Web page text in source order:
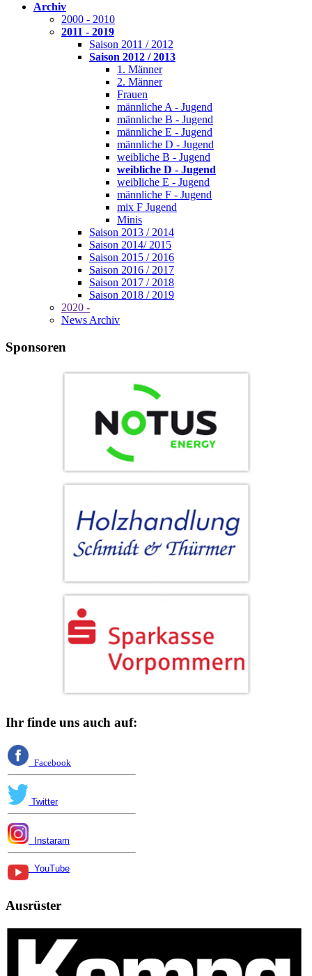
Archiv
2000 - 2010
2011 - 2019
Saison 2011 / 2012
Saison 2012 / 2013
1. Männer
2. Männer
Frauen
männliche A - Jugend
männliche B - Jugend
männliche E - Jugend
männliche D - Jugend
weibliche B - Jugend
weibliche D - Jugend
weibliche E - Jugend
männliche F - Jugend
mix F Jugend
Minis
Saison 2013 / 2014
Saison 2014/ 2015
Saison 2015 / 2016
Saison 2016 / 2017
Saison 2017 / 2018
Saison 2018 / 2019
2020 -
News Archiv
Sponsoren
Ihr finde uns auch auf:
Facebook
Twitter
Instaram
YouTube
Ausrüster